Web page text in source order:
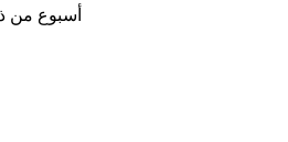
أسبوع من